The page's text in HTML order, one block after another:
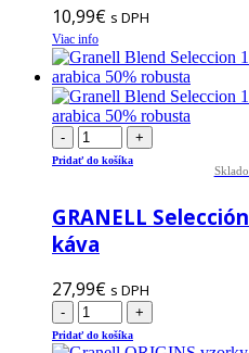
10,99€ s DPH
Viac info
- +
Pridať do košíka
GRANELL
káva
27,99€ s DPH
- +
Pridať do košíka